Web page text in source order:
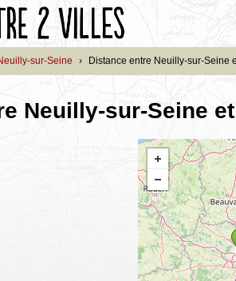
sur-Seine › Distance entre Neuilly-sur-Seine
Neuilly-sur-Seine